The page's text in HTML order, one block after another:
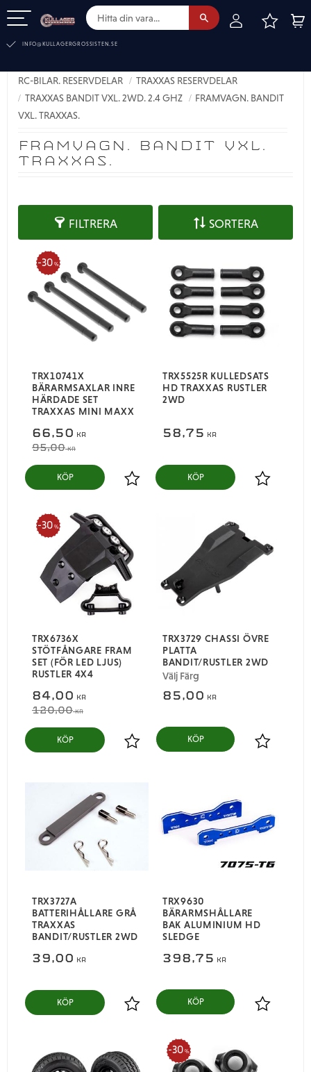
INFO@KULLAGERGROSSISTEN.SE
FRAMVAGN. BANDIT VXL.
TRAXXAS.
RC-BILAR. RESERVDELAR
TRAXXAS RESERVDELAR
TRAXXAS BANDIT VXL. 2WD. 2.4 GHZ
FRAMVAGN. BANDIT
VXL. TRAXXAS.
FILTRERA SORTERA
TRX10741X
BÄRARMSAXLAR INRE
HÄRDADE SET
TRAXXAS MINI MAXX
66,50 KR
95,00KR
30 %
Lägg till i favoriter
KÖP
TRX5525R KULLEDSATS
HD TRAXXAS RUSTLER
2WD
58,75 KR
Lägg till i
KÖP
TRX6736X
STÖTFÅNGARE FRAM
SET (FÖR LED LJUS)
RUSTLER 4X4
84,00 KR
120,00KR
30 %
Lägg till i favoriter
KÖP
TRX3729 CHASSI ÖVRE
PLATTA
BANDIT/RUSTLER 2WD
Välj Färg
85,00 KR
Lägg till i
TRX3727A
BATTERIHÅLLARE GRÅ
TRAXXAS
BANDIT/RUSTLER 2WD
39,00 KR
Lägg till i favoriter
KÖP
TRX9630
BÄRARMSHÅLLARE
BAK ALUMINIUM HD
SLEDGE
398,75 KR
Lägg till i
30 %